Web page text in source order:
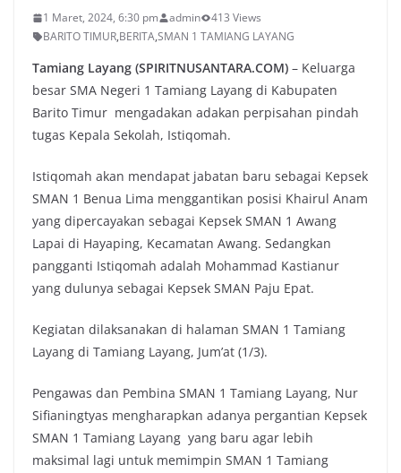
1 Maret, 2024, 6:30 pm admin
413 Views
BARITO TIMUR,BERITA,SMAN 1 TAMIANG LAYANG
Tamiang Layang (SPIRITNUSANTARA.COM) – Keluarga
besar SMA Negeri 1 Tamiang Layang di Kabupaten
Barito Timur mengadakan adakan perpisahan pindah
tugas Kepala Sekolah, Istiqomah.
Istiqomah akan mendapat jabatan baru sebagai Kepsek
SMAN 1 Benua Lima menggantikan posisi Khairul Anam
yang dipercayakan sebagai Kepsek SMAN 1 Awang
Lapai di Hayaping, Kecamatan Awang. Sedangkan
pangganti Istiqomah adalah Mohammad Kastianur
yang dulunya sebagai Kepsek SMAN Paju Epat.
Kegiatan dilaksanakan di halaman SMAN 1 Tamiang
Layang di Tamiang Layang, Jum’at (1/3).
Pengawas dan Pembina SMAN 1 Tamiang Layang, Nur
Sifianingtyas mengharapkan adanya pergantian Kepsek
SMAN 1 Tamiang Layang yang baru agar lebih
maksimal lagi untuk memimpin SMAN 1 Tamiang